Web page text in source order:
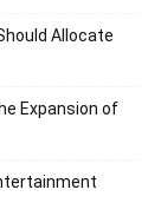
Allocate
Expansion of